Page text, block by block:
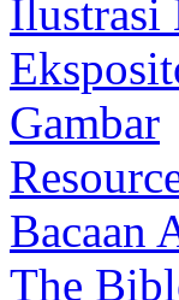
Ilustrasi
Gambar
Bacaan
The